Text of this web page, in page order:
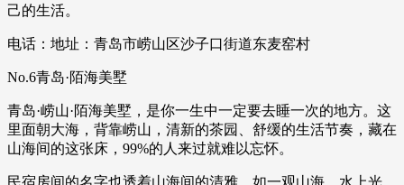
己的生活。
电话：地址：青岛市崂山区沙子口街道东麦窑村
No.6青岛·陌海美墅
青岛·崂山·陌海美墅，是你一生中一定要去睡一次的地方。这
里面朝大海，背靠崂山，清新的茶园、舒缓的生活节奏，藏在
山海间的这张床，99%的人来过就难以忘怀。